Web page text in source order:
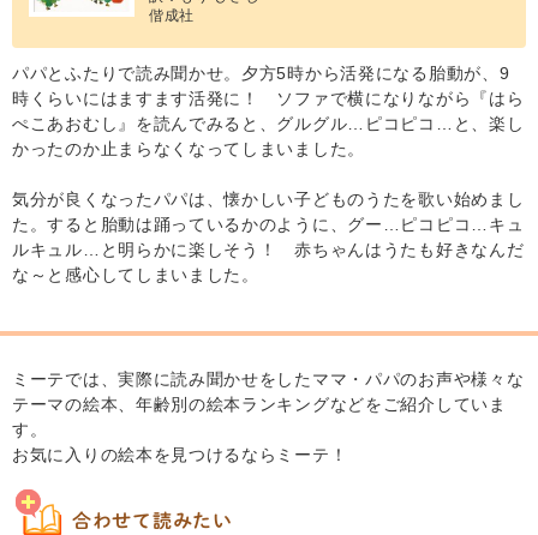
偕成社
パパとふたりで読み聞かせ。夕方5時から活発になる胎動が、9
時くらいにはますます活発に！ ソファで横になりながら『はら
ぺこあおむし』を読んでみると、グルグル…ピコピコ…と、楽し
かったのか止まらなくなってしまいました。
気分が良くなったパパは、懐かしい子どものうたを歌い始めまし
た。すると胎動は踊っているかのように、グー…ピコピコ…キュ
ルキュル…と明らかに楽しそう！ 赤ちゃんはうたも好きなんだ
な～と感心してしまいました。
ミーテでは、実際に読み聞かせをしたママ・パパのお声や様々な
テーマの絵本、年齢別の絵本ランキングなどをご紹介していま
す。
お気に入りの絵本を見つけるならミーテ！
合わせて読みたい